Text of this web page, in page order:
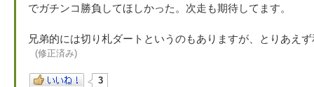
でガチンコ勝負してほしかった。次走も期待してます。
兄弟的には切り札ダートというのもありますが、とりあえ
(修正済み)
3